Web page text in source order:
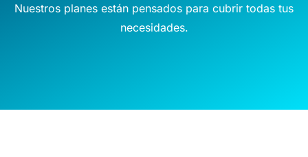
Nuestros planes están pensados para cubrir todas tus
necesidades.